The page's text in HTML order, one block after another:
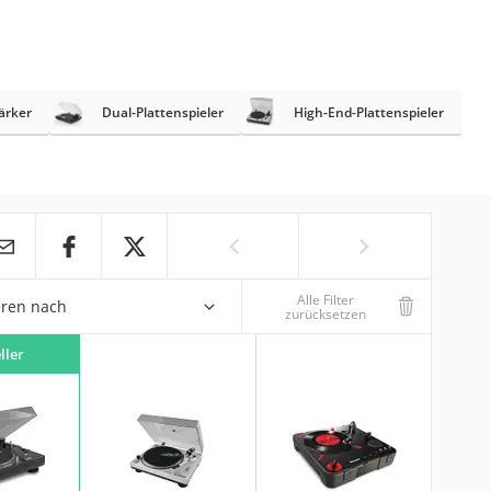
Dual-Plattenspieler High-End-Plattenspieler
nach Alle Filter
zurücksetzen